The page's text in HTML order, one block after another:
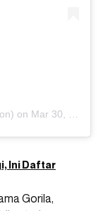
on Mar 30, 2020 at 1:10pm PDT
Ini Daftar
Gorila,